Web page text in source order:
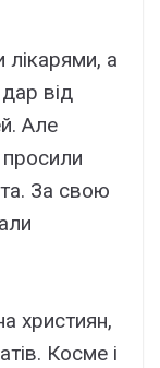
а
від
Але
просили
За свою
християн,
Косме і